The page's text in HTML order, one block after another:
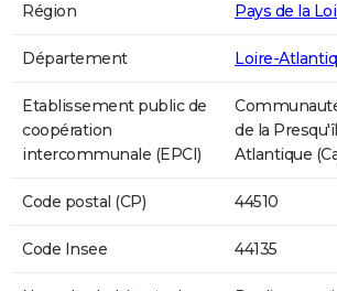
Région Pays de la
Département Loire-
Etablissement public de
coopération
intercommunale (EPCI)
de la
Atlantique
Code postal (CP) 44510
Code Insee 44135